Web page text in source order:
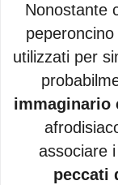
Nonostante
utilizzati per
immaginario
associare
peccati